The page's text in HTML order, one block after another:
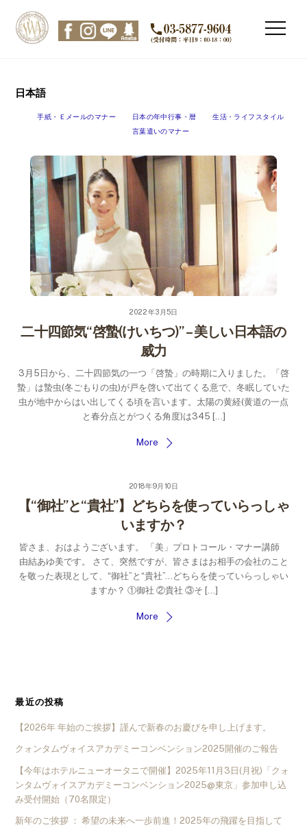
content
Menu
日本語
手紙・Ｅメールのマナー 日本の年中行事・暦
生活・ライフスタイル
言葉遣いのマナー
2022年3月5日
二十四節気“啓蟄(けいちつ)” – 美しい日本語の
威力
3月5日から、二十四節気の一つ「啓蟄」の時期に入りました。「啓
蟄」は蟄虫(冬ごもりの虫)が戸を啓いて出てくる意で、冬眠していた
虫が地中からはい出してくる頃を言います。太陽の黄経(黄道の一点
と春分点とがつくる角度)は345 […]
More
2018年9月10日
【“御社”と“貴社”】どちらを使っていらっしゃ
いますか？
皆さま、おはようございます。 「美」プロトコール・マナー講師
由結あゆ美です。 さて、突然ですが、皆さまはお相手の会社のこと
を敬った表現として、“御社”と“貴社”…どちらを使っていらっしゃい
ますか？ ①御社 ②貴社 ③そ […]
More
最近の投稿
【2026年 年始のご挨拶】謹んで新春のお慶びを申し上げます。
クォンタムヴォイスアカデミーコンベンション2025開催のご報告
【今年はホテルニューオータニで開催】2025年11月3日(月祝)「クォ
ンタムヴォイスアカデミーコンベンション2025@東京」参加申し込
み受付開始（70名限定）
新年のご挨拶 ： 希望の未来へ一歩前進！2025年の飛躍を目指して